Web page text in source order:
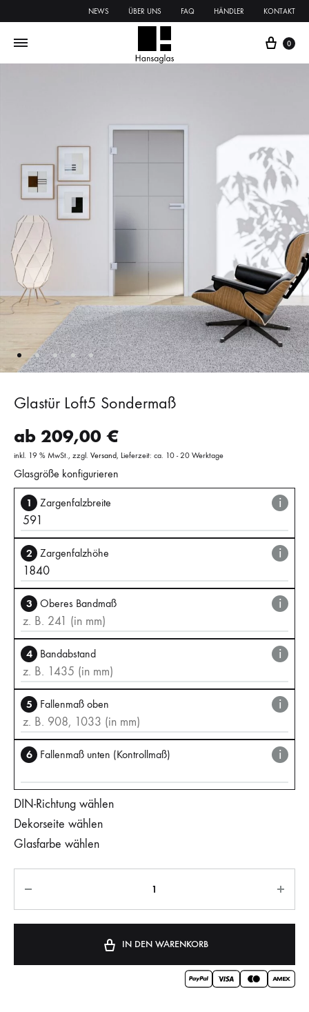
NEWS ÜBER UNS FAQ HÄNDLER KONTAKT
0
Glastür Loft5 Sondermaß
ab 209,00 €
inkl. 19 % MwSt. zzgl. Versand Lieferzeit: ca. 10 - 20 Werktage
Glasgröße konfigurieren
1 Zargenfalzbreite i
2 Zargenfalzhöhe i
3 Oberes Bandmaß i
4 Bandabstand i
5 Fallenmaß oben i
6 Fallenmaß unten (Kontrollmaß) i
DIN-Richtung wählen
Dekorseite wählen
Glasfarbe wählen
IN DEN WARENKORB